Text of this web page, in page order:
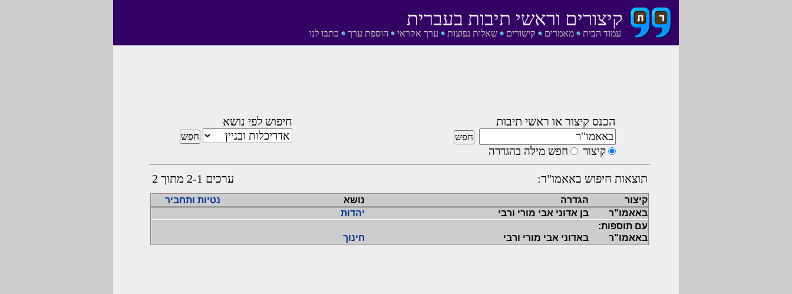
עמוד הבית מאמרים קישורים שאלות נפוצות ערך אקראי הוספת ערך כתבו לנו
קיצורים וראשי תיבות בעברית
הכנס קיצור או ראשי תיבות
קיצור חפש מילה בהגדרה
חיפוש לפי נושא
תוצאות חיפוש באאמו"ר: ערכים 2-1 מתוך 2
קיצור הגדרה נושא
נטיות ותחביר
באאמו"ר
בן אדוני אבי מורי ורבי
יהדות
עם תוספות:
באאמו"ר
באדוני אבי מורי ורבי חינוך